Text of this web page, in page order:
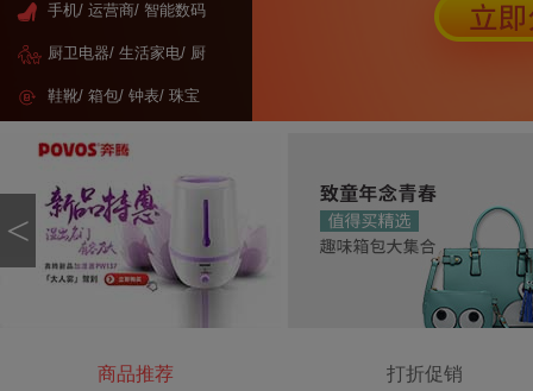
手机/ 运营商/ 智能数码
厨卫电器/ 生活家电/ 厨
鞋靴/ 箱包/ 钟表/ 珠宝
<
商品推荐 打折促销